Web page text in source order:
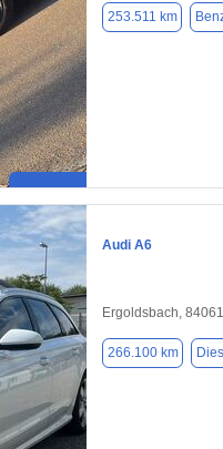
253.511 km
Audi A6
Ergoldsbach, 84061
266.100 km